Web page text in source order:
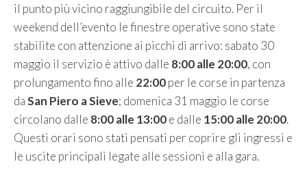
il punto più vicino raggiungibile del circuito. Per il
weekend dell’evento le finestre operative sono state
stabilite con attenzione ai picchi di arrivo: sabato 30
maggio il servizio è attivo dalle 8:00 alle 20:00, con
prolungamento fino alle 22:00per le corse in partenza
daSan Piero a Sieve; domenica 31 maggio le corse
circolano dalle 8:00 alle 13:00e dalle 15:00 alle 20:00.
Questi orari sono stati pensati per coprire gli ingressi e
le uscite principali legate alle sessioni e alla gara.